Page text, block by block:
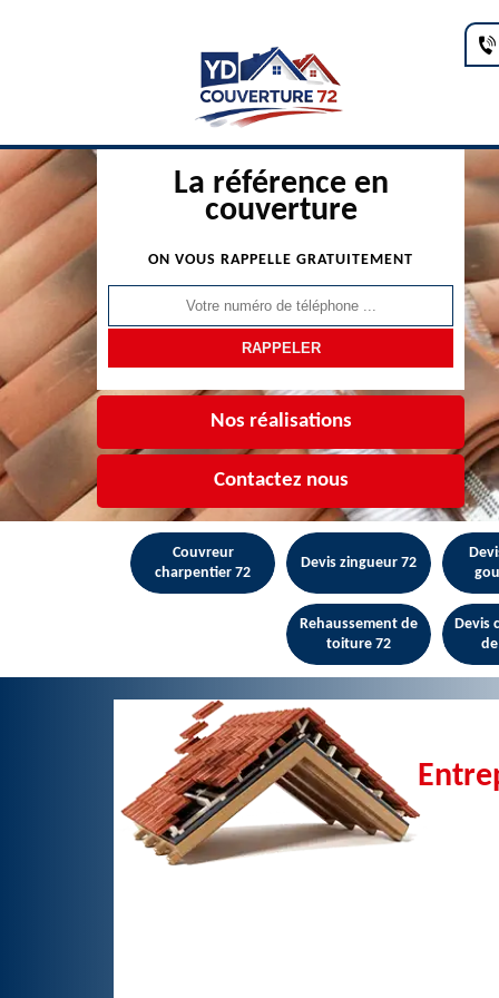
La référence en
couverture
ON VOUS RAPPELLE GRATUITEMENT
Nos réalisations
Contactez nous
Couvreur
charpentier 72
Devis zingueur 72
Rehaussement de
toiture 72
Devis